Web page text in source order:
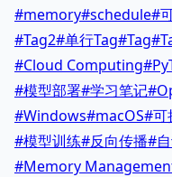
#memory#schedule#
#Tag2#单行Tag#Tag#
#Cloud Computing#
#模型部署#学习笔记#
#Windows#macOS#可
#模型训练#反向传播#
#Memory